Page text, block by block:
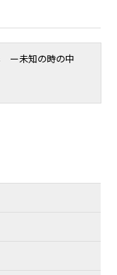
ー未知の時の中